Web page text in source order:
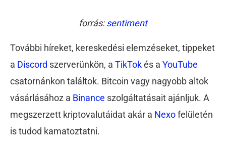
forrás:sentiment
További híreket, kereskedési elemzéseket, tippeket
a Discord szerverünkön, a TikTokés a YouTube
csatornánkon találtok. Bitcoin vagy nagyobb altok
vásárlásához a Binance szolgáltatásait ajánljuk. A
megszerzett kriptovalutáidat akár a Nexofelületén
is tudod kamatoztatni.